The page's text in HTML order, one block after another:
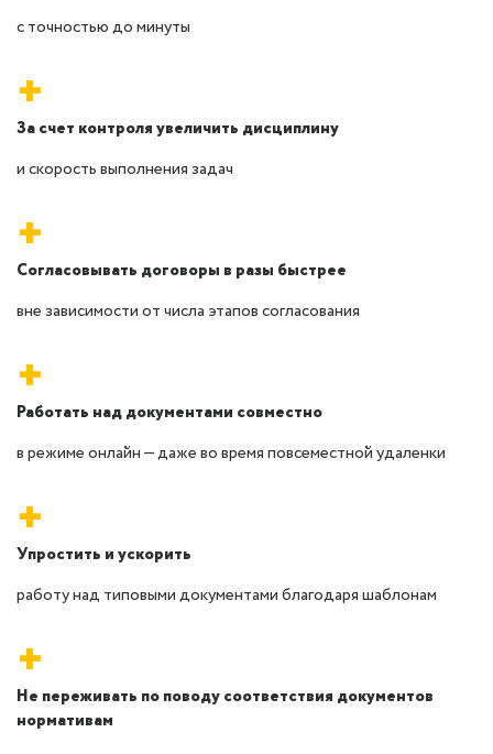
с точностью до минуты
+
За счет контроля увеличить дисциплину
и скорость выполнения задач
+
Согласовывать договоры в разы быстрее
вне зависимости от числа этапов согласования
+
Работать над документами совместно
в режиме онлайн — даже во время повсеместной удаленки
+
Упростить и ускорить
работу над типовыми документами благодаря шаблонам
+
Не переживать по поводу соответствия документов
нормативам